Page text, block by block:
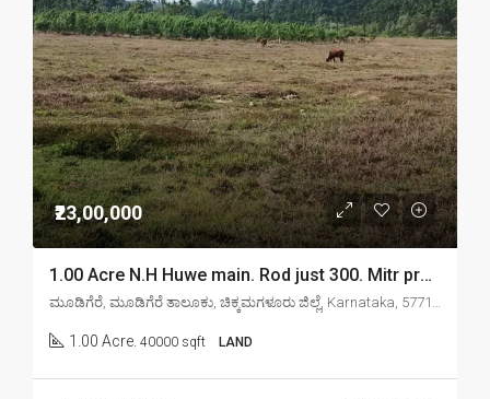
₹23,00,000
1.00 Acre N.H Huwe main. Rod just 300. Mitr property For sell in Chikmagalur mudigere
ಮೂಡಿಗೆರೆ, ಮೂಡಿಗೆರೆ ತಾಲೂಕು, ಚಿಕ್ಕಮಗಳೂರು ಜಿಲ್ಲೆ, Karnataka, 577132, India
1.00 Acre. 40000 sqft LAND